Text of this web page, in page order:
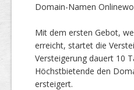
Domain-Namen
Mit dem ersten Gebot,
erreicht, startet die
Versteigerung dauert 10
Höchstbietende den
ersteigert.